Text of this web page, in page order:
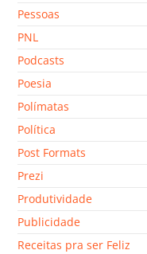
Pessoas
PNL
Podcasts
Poesia
Polímatas
Política
Post Formats
Prezi
Produtividade
Publicidade
Receitas pra ser Feliz